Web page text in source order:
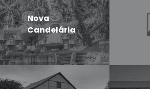
Nova
Candelária